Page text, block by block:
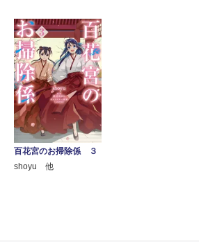
百花宮のお掃除係 ３
shoyu 他